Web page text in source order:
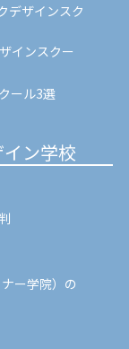
デザインスク
インスクー
ール3選
イン学校
ー学院）の